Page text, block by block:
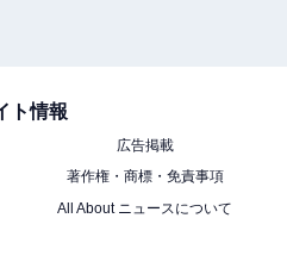
ト情報
広告掲載
著作権・商標・免責事項
All About ニュースについて